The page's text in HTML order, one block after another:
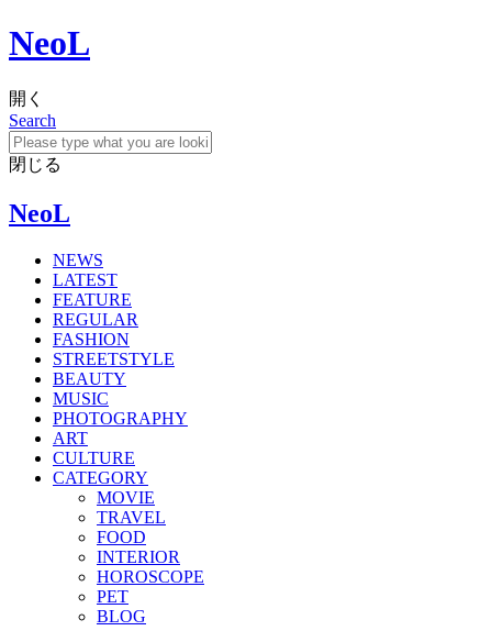
NeoL
開く
Search
閉じる
NeoL
NEWS
LATEST
FEATURE
REGULAR
FASHION
STREETSTYLE
BEAUTY
MUSIC
PHOTOGRAPHY
ART
CULTURE
CATEGORY
MOVIE
TRAVEL
FOOD
INTERIOR
HOROSCOPE
PET
BLOG